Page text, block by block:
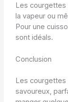
Les courgettes
la vapeur ou
Pour une
sont idéals.
Conclusion
Les courgettes
savoureux,